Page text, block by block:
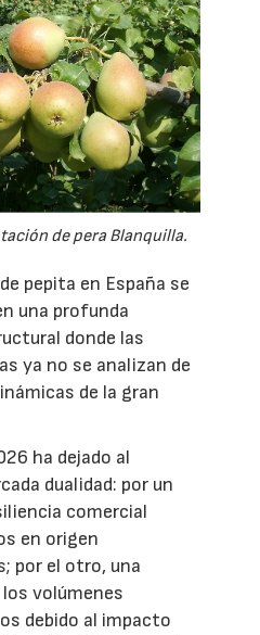
de pera Blanquilla.
pepita en España se
una profunda
donde las
ya no se analizan de
de la gran
ha dejado al
dualidad: por un
comercial
en origen
por el otro, una
volúmenes
debido al impacto